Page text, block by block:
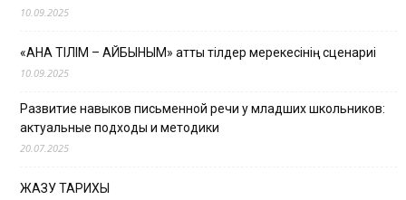
10.09.2025
«АНА ТІЛІМ – АЙБЫНЫМ» атты тілдер мерекесінің сценариі
10.09.2025
Развитие навыков письменной речи у младших школьников:
актуальные подходы и методики
20.07.2025
ЖАЗУ ТАРИХЫ